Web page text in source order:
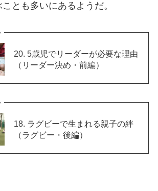
とも多いにあるようだ。
20. 5歳児でリーダーが必要な理由
（リーダー決め・前編）
18. ラグビーで生まれる親子の絆
（ラグビー・後編）